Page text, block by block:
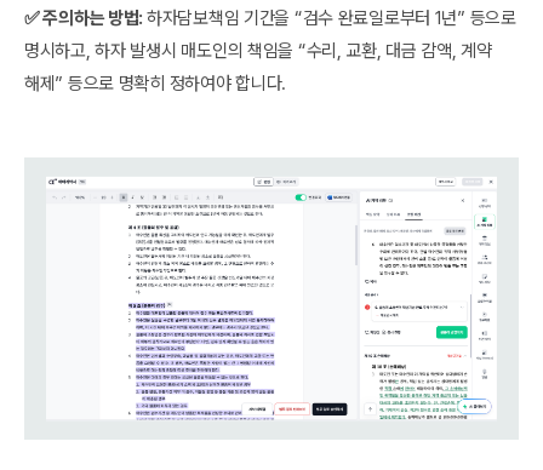
✅ 주의하는 방법: 하자담보책임 기간을 “검수 완료일로부터 1년” 등으로
명시하고, 하자 발생시 매도인의 책임을 “수리, 교환, 대금 감액, 계약
해제” 등으로 명확히 정하여야 합니다.